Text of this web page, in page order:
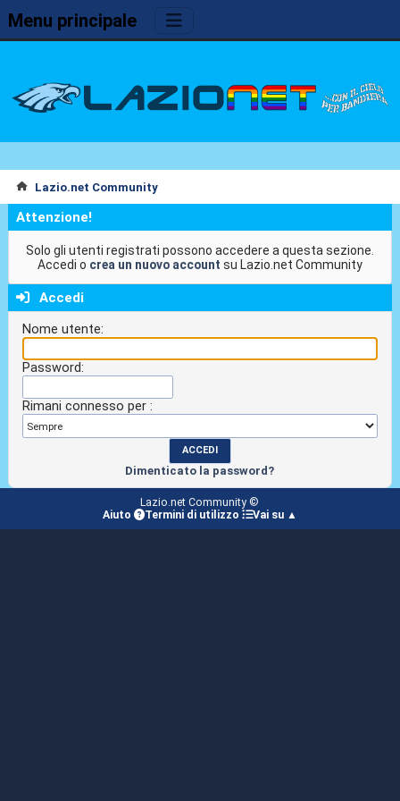
Menu principale
Lazio.net Community
Attenzione!
Solo gli utenti registrati possono accedere a questa sezione.
Accedi o crea un nuovo account su Lazio.net Community
Accedi
Nome utente:
Password:
Rimani connesso per :
Dimenticato la password?
Lazio.net Community ©
Aiuto
Termini di utilizzo Vai su ▲